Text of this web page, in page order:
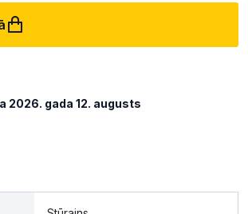
2026. gada 12. augusts